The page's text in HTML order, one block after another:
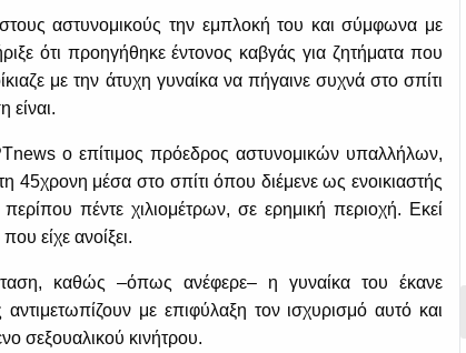
αστυνομικούς την εμπλοκή του και σύμφωνα με
ότι προηγήθηκε έντονος καβγάς για ζητήματα που
με την άτυχη γυναίκα να πήγαινε συχνά στο σπίτι
είναι.
ο επίτιμος πρόεδρος αστυνομικών υπαλλήλων,
μέσα στο σπίτι όπου διέμενε ως ενοικιαστής
πέντε χιλιομέτρων, σε ερημική περιοχή. Εκεί
είχε ανοίξει.
καθώς –όπως ανέφερε– η γυναίκα του έκανε
με επιφύλαξη τον ισχυρισμό αυτό και
σεξουαλικού κινήτρου.